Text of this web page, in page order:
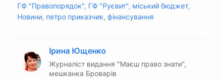
ГФ "Правопорядок", ГФ "Руєвит", міський бюджет,
Новини, петро приказчик, фінансування
Ірина Ющенко
Журналіст видання "Маєш право знати",
мешканка Броварів